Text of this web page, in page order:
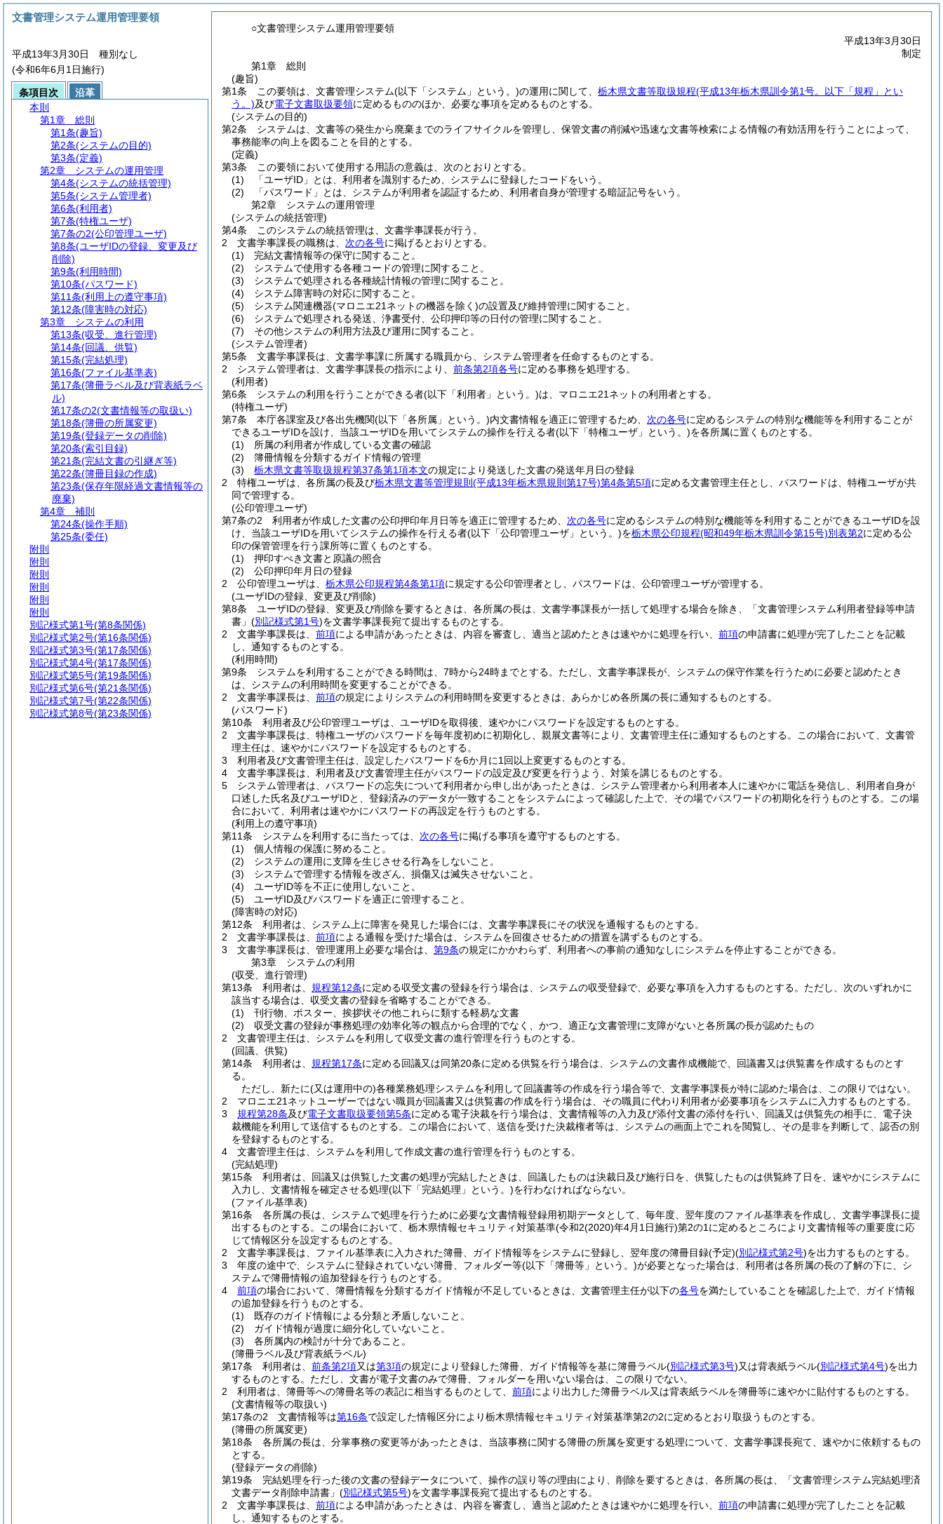
○文書管理システム運用管理要領
平成13年3月30日
制定
第1章
総則
(趣旨)
第1条
この要領は、文書管理システム(以下「システム」という。)の運用に関して、 栃木県文書等取扱規程(平成13年栃木県訓令第1号。以下「規程」とい
う。)及び電子文書取扱要領に定めるもののほか、必要な事項を定めるものとする。
(システムの目的)
第2条
システムは、文書等の発生から廃棄までのライフサイクルを管理し、保管文書の削減や迅速な文書等検索による情報の有効活用を行うことによって、
事務能率の向上を図ることを目的とする。
(定義)
第3条
この要領において使用する用語の意義は、次のとおりとする。
(1)
「ユーザID」とは、利用者を識別するため、システムに登録したコードをいう。
(2)
「パスワード」とは、システムが利用者を認証するため、利用者自身が管理する暗証記号をいう。
第2章
システムの運用管理
(システムの統括管理)
第4条
このシステムの統括管理は、文書学事課長が行う。
2
文書学事課長の職務は、 次の各号に掲げるとおりとする。
(1)
完結文書情報等の保守に関すること。
(2)
システムで使用する各種コードの管理に関すること。
(3)
システムで処理される各種統計情報の管理に関すること。
(4)
システム障害時の対応に関すること。
(5)
システム関連機器(マロニエ21ネットの機器を除く)の設置及び維持管理に関すること。
(6)
システムで処理される発送、浄書受付、公印押印等の日付の管理に関すること。
(7)
その他システムの利用方法及び運用に関すること。
(システム管理者)
第5条
文書学事課長は、文書学事課に所属する職員から、システム管理者を任命するものとする。
2
システム管理者は、文書学事課長の指示により、 前条第2項各号に定める事務を処理する。
(利用者)
第6条
システムの利用を行うことができる者(以下「利用者」という。)は、マロニエ21ネットの利用者とする。
(特権ユーザ)
第7条
本庁各課室及び各出先機関(以下「各所属」という。)内文書情報を適正に管理するため、 次の各号に定めるシステムの特別な機能等を利用することが
できるユーザIDを設け、当該ユーザIDを用いてシステムの操作を行える者(以下「特権ユーザ」という。)を各所属に置くものとする。
(1)
所属の利用者が作成している文書の確認
(2)
簿冊情報を分類するガイド情報の管理
(3)
栃木県文書等取扱規程第37条第1項本文の規定により発送した文書の発送年月日の登録
2
特権ユーザは、各所属の長及び栃木県文書等管理規則 (平成13年栃木県規則第17号)第4条第5項に定める文書管理主任とし、パスワードは、特権ユーザが共
同で管理する。
(公印管理ユーザ)
第7条の2
利用者が作成した文書の公印押印年月日等を適正に管理するため、 次の各号に定めるシステムの特別な機能等を利用することができるユーザIDを設
け、当該ユーザIDを用いてシステムの操作を行える者(以下「公印管理ユーザ」という。)を栃木県公印規程(昭和49年栃木県訓令第15号)別表第2に定める公
印の保管管理を行う課所等に置くものとする。
(1)
押印すべき文書と原議の照合
(2)
公印押印年月日の登録
2
公印管理ユーザは、 栃木県公印規程第4条第1項に規定する公印管理者とし、パスワードは、公印管理ユーザが管理する。
(ユーザIDの登録、変更及び削除)
第8条
ユーザIDの登録、変更及び削除を要するときは、各所属の長は、文書学事課長が一括して処理する場合を除き、「文書管理システム利用者登録等申請
書」 (別記様式第1号)を文書学事課長宛て提出するものとする。
2
文書学事課長は、 前項による申請があったときは、内容を審査し、適当と認めたときは速やかに処理を行い、 前項の申請書に処理が完了したことを記載
し、通知するものとする。
(利用時間)
第9条
システムを利用することができる時間は、7時から24時までとする。 ただし、文書学事課長が、システムの保守作業を行うために必要と認めたとき
は、システムの利用時間を変更することができる。
2
文書学事課長は、 前項の規定によりシステムの利用時間を変更するときは、あらかじめ各所属の長に通知するものとする。
(パスワード)
第10条
利用者及び公印管理ユーザは、ユーザIDを取得後、速やかにパスワードを設定するものとする。
2
文書学事課長は、特権ユーザのパスワードを毎年度初めに初期化し、親展文書等により、文書管理主任に通知するものとする。
この場合において、文書管
理主任は、速やかにパスワードを設定するものとする。
3
利用者及び文書管理主任は、設定したパスワードを6か月に1回以上変更するものとする。
4
文書学事課長は、利用者及び文書管理主任がパスワードの設定及び変更を行うよう、対策を講じるものとする。
5
システム管理者は、パスワードの忘失について利用者から申し出があったときは、システム管理者から利用者本人に速やかに電話を発信し、利用者自身が
口述した氏名及びユーザIDと、登録済みのデータが一致することをシステムによって確認した上で、その場でパスワードの初期化を行うものとする。
この場
合において、利用者は速やかにパスワードの再設定を行うものとする。
(利用上の遵守事項)
第11条
システムを利用するに当たっては、 次の各号に掲げる事項を遵守するものとする。
(1)
個人情報の保護に努めること。
(2)
システムの運用に支障を生じさせる行為をしないこと。
(3)
システムで管理する情報を改ざん、損傷又は滅失させないこと。
(4)
ユーザID等を不正に使用しないこと。
(5)
ユーザID及びパスワードを適正に管理すること。
(障害時の対応)
第12条
利用者は、システム上に障害を発見した場合には、文書学事課長にその状況を通報するものとする。
2
文書学事課長は、 前項による通報を受けた場合は、システムを回復させるための措置を講ずるものとする。
3
文書学事課長は、管理運用上必要な場合は、 第9条の規定にかかわらず、利用者への事前の通知なしにシステムを停止することができる。
第3章
システムの利用
(収受、進行管理)
第13条
利用者は、 規程第12条に定める収受文書の登録を行う場合は、システムの収受登録で、必要な事項を入力するものとする。 ただし、次のいずれかに
該当する場合は、収受文書の登録を省略することができる。
(1)
刊行物、ポスター、挨拶状その他これらに類する軽易な文書
(2)
収受文書の登録が事務処理の効率化等の観点から合理的でなく、かつ、適正な文書管理に支障がないと各所属の長が認めたもの
2
文書管理主任は、システムを利用して収受文書の進行管理を行うものとする。
(回議、供覧)
第14条
利用者は、 規程第17条に定める回議又は同第20条に定める供覧を行う場合は、システムの文書作成機能で、回議書又は供覧書を作成するものとす
る。
ただし、新たに(又は運用中の)各種業務処理システムを利用して回議書等の作成を行う場合等で、文書学事課長が特に認めた場合は、この限りではない。
2
マロニエ21ネットユーザーではない職員が回議書又は供覧書の作成を行う場合は、その職員に代わり利用者が必要事項をシステムに入力するものとする。
3
規程第28条及び電子文書取扱要領第5条に定める電子決裁を行う場合は、文書情報等の入力及び添付文書の添付を行い、回議又は供覧先の相手に、電子決
裁機能を利用して送信するものとする。
この場合において、送信を受けた決裁権者等は、システムの画面上でこれを閲覧し、その是非を判断して、認否の別
を登録するものとする。
4
文書管理主任は、システムを利用して作成文書の進行管理を行うものとする。
(完結処理)
第15条
利用者は、回議又は供覧した文書の処理が完結したときは、回議したものは決裁日及び施行日を、供覧したものは供覧終了日を、速やかにシステムに
入力し、文書情報を確定させる処理(以下「完結処理」という。)を行わなければならない。
(ファイル基準表)
第16条
各所属の長は、システムで処理を行うために必要な文書情報登録用初期データとして、毎年度、翌年度のファイル基準表を作成し、文書学事課長に提
出するものとする。
この場合において、栃木県情報セキュリティ対策基準(令和2(2020)年4月1日施行)第2の1に定めるところにより文書情報等の重要度に応
じて情報区分を設定するものとする。
2
文書学事課長は、ファイル基準表に入力された簿冊、ガイド情報等をシステムに登録し、翌年度の簿冊目録(予定)(別記様式第2号)を出力するものとする。
3
年度の途中で、システムに登録されていない簿冊、フォルダー等(以下「簿冊等」という。)が必要となった場合は、利用者は各所属の長の了解の下に、シ
ステムで簿冊情報の追加登録を行うものとする。
4
前項の場合において、簿冊情報を分類するガイド情報が不足しているときは、文書管理主任が以下の各号を満たしていることを確認した上で、ガイド情報
の追加登録を行うものとする。
(1)
既存のガイド情報による分類と矛盾しないこと。
(2)
ガイド情報が過度に細分化していないこと。
(3)
各所属内の検討が十分であること。
(簿冊ラベル及び背表紙ラベル)
第17条
利用者は、 前条第2項又は第3項の規定により登録した簿冊、ガイド情報等を基に簿冊ラベル(別記様式第3号)又は背表紙ラベル(別記様式第4号)を出力
するものとする。 ただし、文書が電子文書のみで簿冊、フォルダーを用いない場合は、この限りでない。
2
利用者は、簿冊等への簿冊名等の表記に相当するものとして、 前項により出力した簿冊ラベル又は背表紙ラベルを簿冊等に速やかに貼付するものとする。
(文書情報等の取扱い)
第17条の2
文書情報等は第16条で設定した情報区分により栃木県情報セキュリティ対策基準第2の2に定めるとおり取扱うものとする。
(簿冊の所属変更)
第18条
各所属の長は、分掌事務の変更等があったときは、当該事務に関する簿冊の所属を変更する処理について、文書学事課長宛て、速やかに依頼するもの
とする。
(登録データの削除)
第19条
完結処理を行った後の文書の登録データについて、操作の誤り等の理由により、削除を要するときは、各所属の長は、「文書管理システム完結処理済
文書データ削除申請書」 (別記様式第5号)を文書学事課長宛て提出するものとする。
2
文書学事課長は、 前項による申請があったときは、内容を審査し、適当と認めたときは速やかに処理を行い、 前項の申請書に処理が完了したことを記載
し、通知するものとする。
文書管理システム運用管理要領
平成13年3月30日 種別なし
(令和6年6月1日施行)
条項目次
沿革
本則
第1章
総則
第1条(趣旨)
第2条(システムの目的)
第3条(定義)
第2章
システムの運用管理
第4条(システムの統括管理)
第5条(システム管理者)
第6条(利用者)
第7条(特権ユーザ)
第7条の2(公印管理ユーザ)
第8条(ユーザIDの登録、変更及び
削除)
第9条(利用時間)
第10条(パスワード)
第11条(利用上の遵守事項)
第12条(障害時の対応)
第3章
システムの利用
第13条(収受、進行管理)
第14条(回議、供覧)
第15条(完結処理)
第16条(ファイル基準表)
第17条(簿冊ラベル及び背表紙ラベ
ル)
第17条の2(文書情報等の取扱い)
第18条(簿冊の所属変更)
第19条(登録データの削除)
第20条(索引目録)
第21条(完結文書の引継ぎ等)
第22条(簿冊目録の作成)
第23条(保存年限経過文書情報等の
廃棄)
第4章
補則
第24条(操作手順)
第25条(委任)
附則
附則
附則
附則
附則
附則
別記様式第1号(第8条関係)
別記様式第2号(第16条関係)
別記様式第3号(第17条関係)
別記様式第4号(第17条関係)
別記様式第5号(第19条関係)
別記様式第6号(第21条関係)
別記様式第7号(第22条関係)
別記様式第8号(第23条関係)